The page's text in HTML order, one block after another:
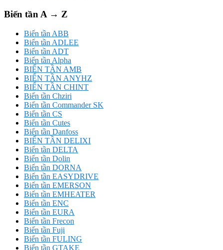
Biến tần A → Z
Biến tần ABB
Biến tần ADLEE
Biến tần ADT
Biến tần Alpha
BIẾN TẦN AMB
BIẾN TẦN ANYHZ
BIẾN TẦN CHINT
Biến tần Chziri
Biến tần Commander SK
Biến tần CS
Biến tần Cutes
Biến tần Danfoss
BIẾN TẦN DELIXI
Biến tần DELTA
Biến tần Dolin
Biến tần DORNA
Biến tần EASYDRIVE
Biến tần EMERSON
Biến tần EMHEATER
Biến tần ENC
Biến tần EURA
Biến tần Frecon
Biến tần Fuji
Biến tần FULING
Biến tần GTAKE